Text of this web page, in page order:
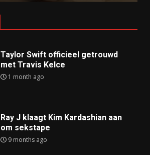
Taylor Swift officieel getrouwd
met Travis Kelce
1 month ago
Ray J klaagt Kim Kardashian aan
om sekstape
9 months ago